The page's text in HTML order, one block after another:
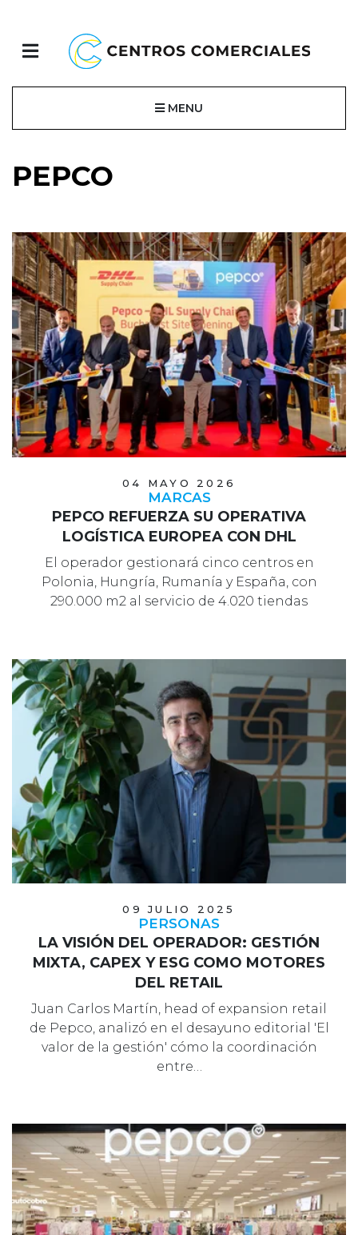
MENU
PEPCO
04 MAYO 2026
MARCAS
PEPCO REFUERZA SU OPERATIVA
LOGÍSTICA EUROPEA CON DHL
El operador gestionará cinco centros en
Polonia, Hungría, Rumanía y España, con
290.000 m2 al servicio de 4.020 tiendas
09 JULIO 2025
PERSONAS
LA VISIÓN DEL OPERADOR: GESTIÓN
MIXTA, CAPEX Y ESG COMO MOTORES
DEL RETAIL
Juan Carlos Martín, head of expansion retail
de Pepco, analizó en el desayuno editorial 'El
valor de la gestión' cómo la coordinación
entre…